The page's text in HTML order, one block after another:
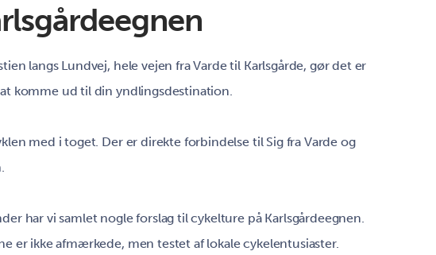
langs Lundvej, hele vejen fra Varde til Karlsgårde, gør det er
komme ud til din yndlingsdestination.
med i toget. Der er direkte forbindelse til Sig fra Varde og
har vi samlet nogle forslag til cykelture på Karlsgårdeegnen.
er ikke afmærkede, men testet af lokale cykelentusiaster.